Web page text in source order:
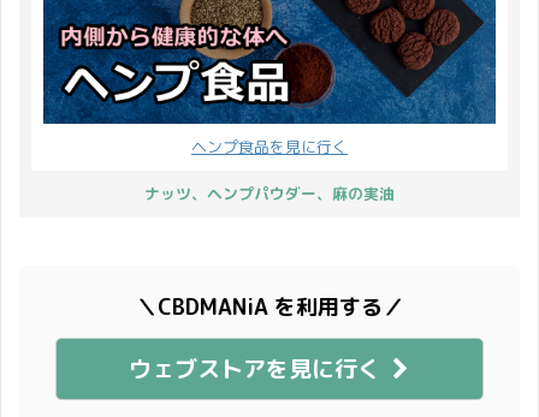
ヘンプ食品を見に行く
ナッツ、ヘンプパウダー、麻の実油
＼CBDMANiA を利用する／
ウェブストアを見に行く